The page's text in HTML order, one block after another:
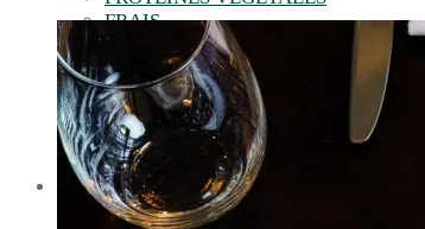
FRAIS
ÉPICERIE SEC
CONDIMENTS
VRAC
PAIN
LÉGUMES ET FRUITS
CERTIFICATS CADEAUX
CONTACT